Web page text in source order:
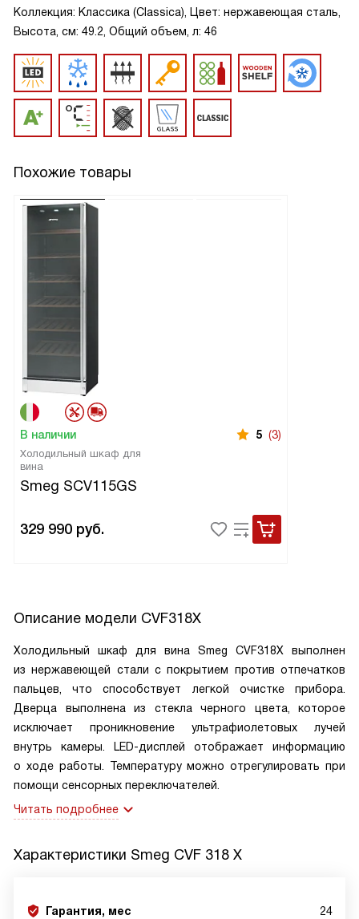
Коллекция: Классика (Classica), Цвет: нержавеющая сталь,
Высота, см: 49.2, Общий объем, л: 46
Похожие товары
В наличии 5 (3)
Холодильный шкаф для
вина
Smeg SCV115GS
329 990 руб.
Описание модели CVF318X
Холодильный шкаф для вина Smeg CVF318X выполнен
из нержавеющей стали с покрытием против отпечатков
пальцев, что способствует легкой очистке прибора.
Дверца выполнена из стекла черного цвета, которое
исключает проникновение ультрафиолетовых лучей
внутрь камеры. LED-дисплей отображает информацию
о ходе работы. Температуру можно отрегулировать при
помощи сенсорных переключателей.
Читать подробнее
Характеристики Smeg CVF 318 X
Гарантия, мес 24